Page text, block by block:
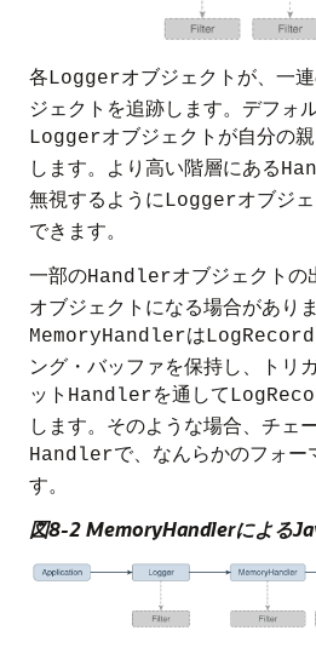
各Loggerオブジェクトが、一
ジェクトを追跡します。デフォ
Loggerオブジェクトが自分の親
します。より高い階層にある
無視するようにLoggerオブジ
できます。
一部のHandlerオブジェクトの
オブジェクトになる場合があり
MemoryHandlerはLogRecord
ング・バッファを保持し、トリ
ット Handlerを通して
します。そのような場合、チェ
Handlerで、なんらかのフォー
す。
図8-2 MemoryHandlerによる